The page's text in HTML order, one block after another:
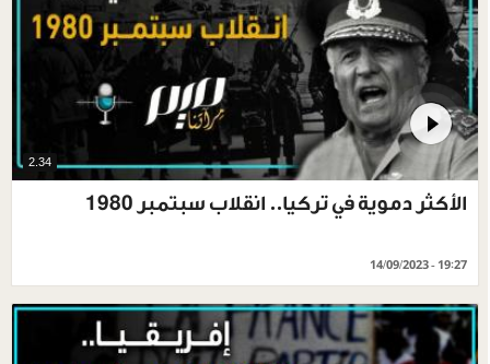
2.34
الأكثر دموية في تركيا.. انقلاب سبتمبر 1980
14/09/2023 - 19:27